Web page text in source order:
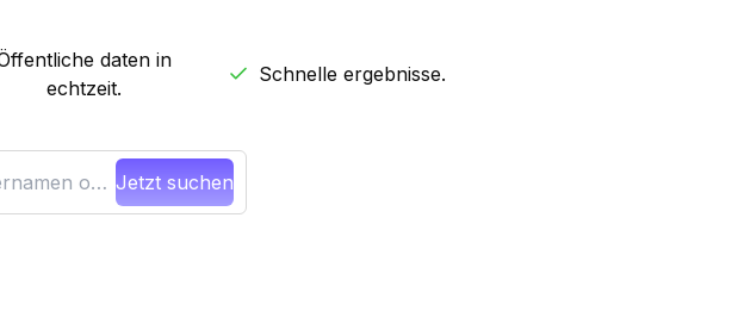
daten in
echtzeit.
Schnelle ergebnisse.
Jetzt suchen